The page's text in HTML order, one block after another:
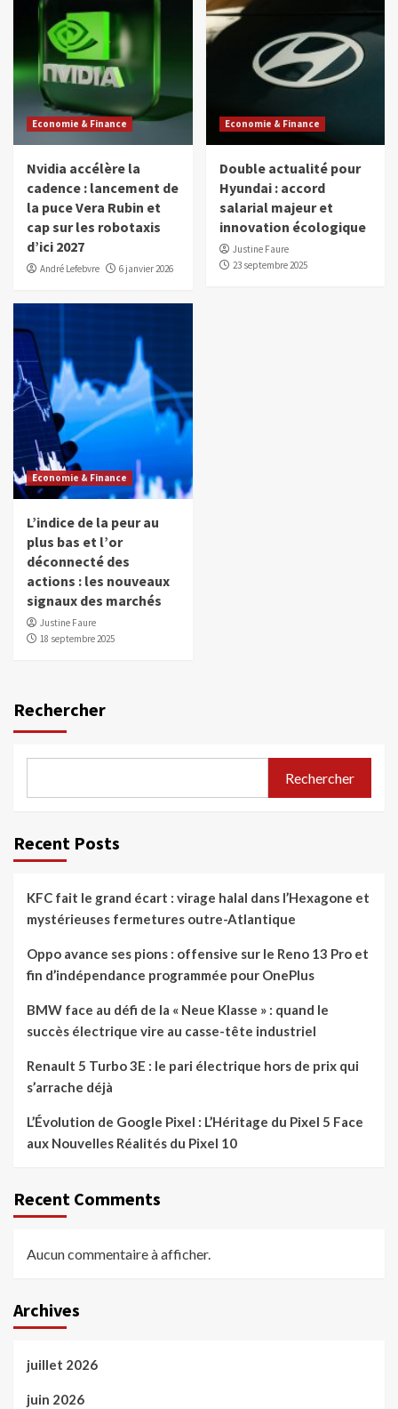
Economie & Finance
Nvidia accélère la
cadence : lancement de
la puce Vera Rubin et
cap sur les robotaxis
d’ici 2027
André Lefebvre 6 janvier 2026
Economie & Finance
Double actualité pour
Hyundai : accord
salarial majeur et
innovation écologique
Justine Faure
23 septembre 2025
Economie & Finance
L’indice de la peur au
plus bas et l’or
déconnecté des
actions : les nouveaux
signaux des marchés
Justine Faure
18 septembre 2025
Rechercher
Rechercher
Recent Posts
KFC fait le grand écart : virage halal dans l’Hexagone et
mystérieuses fermetures outre-Atlantique
Oppo avance ses pions : offensive sur le Reno 13 Pro et
fin d’indépendance programmée pour OnePlus
BMW face au défi de la « Neue Klasse » : quand le
succès électrique vire au casse-tête industriel
Renault 5 Turbo 3E : le pari électrique hors de prix qui
s’arrache déjà
L’Évolution de Google Pixel : L’Héritage du Pixel 5 Face
aux Nouvelles Réalités du Pixel 10
Recent Comments
Aucun commentaire à afficher.
Archives
juillet 2026
juin 2026